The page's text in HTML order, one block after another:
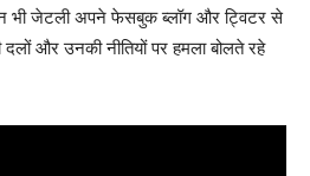
भी जेटली अपने फेसबुक ब्‍लॉग और ट्विटर से
दलों और उनकी नीतियों पर हमला बोलते रहे